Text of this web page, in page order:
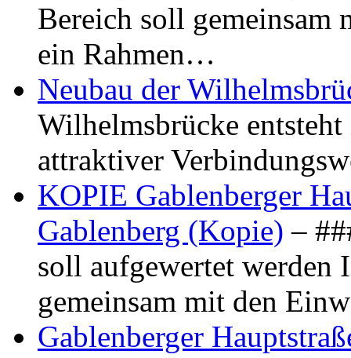
Bereich soll gemeinsam
ein Rahmen…
Neubau der
Wilhelmsbrücke
attraktiver
KOPIE Gablenberger
Gablenberg (Kopie) –
soll aufgewertet werden
gemeinsam mit den
Gablenberger